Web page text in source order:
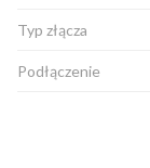
Typ złącza
Podłączenie